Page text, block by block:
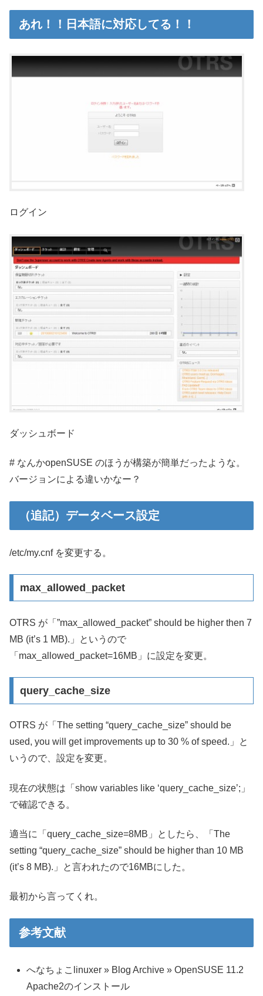
あれ！！日本語に対応してる！！
ログイン
ダッシュボード
# なんかopenSUSE のほうが構築が簡単だったような。
バージョンによる違いかなー？
（追記）データベース設定
/etc/my.cnf を変更する。
max_allowed_packet
OTRS が「”max_allowed_packet” should be higher then 7
MB (it’s 1 MB).」というので
「max_allowed_packet=16MB」に設定を変更。
query_cache_size
OTRS が「The setting “query_cache_size” should be
used, you will get improvements up to 30 % of speed.」と
いうので、設定を変更。
現在の状態は「show variables like ‘query_cache_size’;」
で確認できる。
適当に「query_cache_size=8MB」としたら、「The
setting “query_cache_size” should be higher than 10 MB
(it’s 8 MB).」と言われたので16MBにした。
最初から言ってくれ。
参考文献
へなちょこlinuxer » Blog Archive » OpenSUSE 11.2
Apache2のインストール